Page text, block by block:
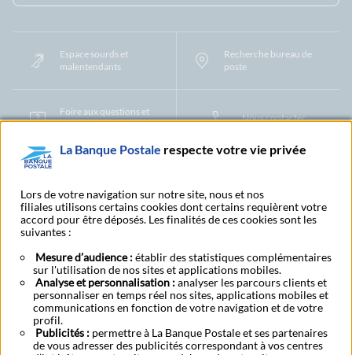
Espace sourds et
malentendants
Recherche bureau de
poste
Foire aux questions et
centre d'aide
Nous contacter
Protection des Données à Caractère PersonnelFiliales et partenaires
CookiesGestion des cookiesActualiser vos informations
Contestation et réclamation Coordonnées Centres Financiers
Alertes fraudes et points de vigilance Actualités réglementaires CGU
Aide navigateur et systèmes d'exploitation
Vider le cache de votre navigateurLexique Aide et accessibilité
Accessibilité – Partiellement conforme Espace candidature
BFI - Banque de Financement et d'Investissement
Le fonds de garantie des dépôts et de résolutionRésilierRétractation
Plan du site
La Banque Postale respecte votre vie privée
Lors de votre navigation sur notre site, nous et nos
filiales utilisons certains cookies dont certains requièrent votre
accord pour être déposés. Les finalités de ces cookies sont les
suivantes :
Mesure d’audience :établir des statistiques complémentaires
sur l'utilisation de nos sites et applications mobiles.
Analyse et personnalisation :analyser les parcours clients et
personnaliser en temps réel nos sites, applications mobiles et
communications en fonction de votre navigation et de votre
profil.
Publicités : permettre à La Banque Postale et ses partenaires
de vous adresser des publicités correspondant à vos centres